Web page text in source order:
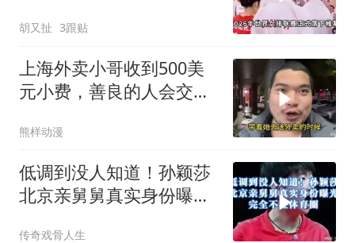
胡又扯 3跟贴
上海外卖小哥收到500美
元小费，善良的人会交好
熊样动漫
低调到没人知道！孙颖莎
北京亲舅舅真实身份曝
传奇戏骨人生